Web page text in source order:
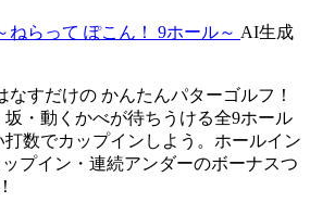
ねらって ぽこん！ 9ホール～ AI生成
なすだけの かんたんパターゴルフ！
・動くかべが待ちうける全9ホール
数でカップインしよう。ホールイン
プイン・連続アンダーのボーナスつ